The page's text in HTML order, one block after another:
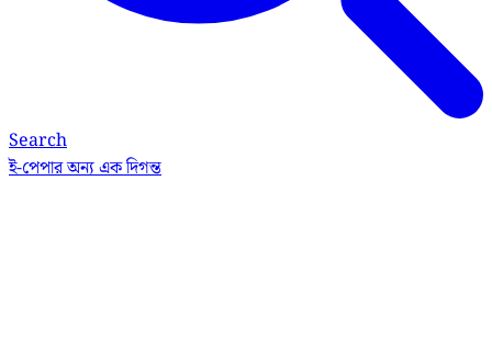
Search
ই-পেপারঅন্য এক দিগন্ত